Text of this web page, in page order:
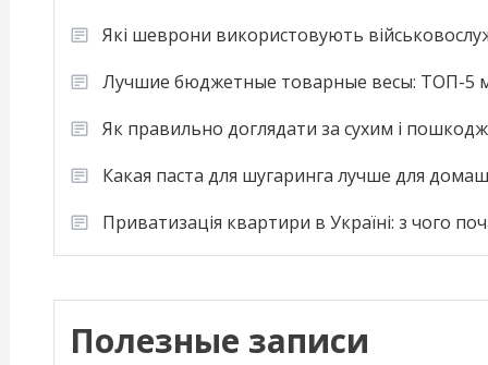
Які шеврони використовують
Лучшие бюджетные товарные весы: ТОП-5
Як правильно доглядати за сухим і
Какая паста для шугаринга лучше для
Приватизація квартири в Україні: з чого
Полезные записи